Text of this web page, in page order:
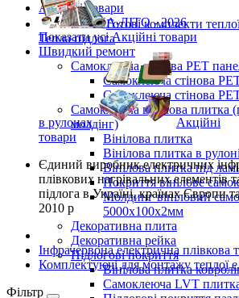
Акційні товари
ВЕСНА-ЛІТО - 2026
Показати усі Акційні товари
Швидкий ремонт
Самоклеюча стінова PET
Самоклеюча стінова
Самоклеюча стінова
Самоклеюча вінілова плитка
молдінг)
Вінілова плитка
Вінілова плитка в рулоні
Вінілова плитка під
Покриття вінілове
Молдинг вініловий
5000х100х2мм
Декоративна плита
Декоративна рейка
Підлогові покриття
Вінілова плитка
Самоклеюча LVT
Готові комплекти
Тепла підлога
в рулонах
Акційні
товари
Єдиний виробникелектричних
плівкових нагрівальних елементів
підлога в Україні, країнах Європи
2010 р
Інфрачервона електрична плівкова
Комплектуючі для монтажу теплої
Фільтр